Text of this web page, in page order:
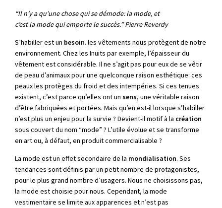
“Il n’y a qu’une chose qui se démode: la mode, et
c’est la mode qui emporte le succès.” Pierre Reverdy
S’habiller est un besoin. les vêtements nous protègent de notre
environnement. Chez les Inuits par exemple, l’épaisseur du
vêtement est considérable. Il ne s’agit pas pour eux de se vêtir
de peau d’animaux pour une quelconque raison esthétique: ces
peaux les protèges du froid et des intempéries. Si ces tenues
existent, c’est parce qu’elles ont un sens, une véritable raison
d’être fabriquées et portées. Mais qu’en est-il lorsque s’habiller
n’est plus un enjeu pour la survie ? Devient-il motif à la création
sous couvert du nom “mode” ? L’utile évolue et se transforme
en art ou, à défaut, en produit commercialisable ?
La mode est un effet secondaire de la mondialisation. Ses
tendances sont définis par un petit nombre de protagonistes,
pour le plus grand nombre d’usagers. Nous ne choisissons pas,
la mode est choisie pour nous. Cependant, la mode
vestimentaire se limite aux apparences et n’est pas